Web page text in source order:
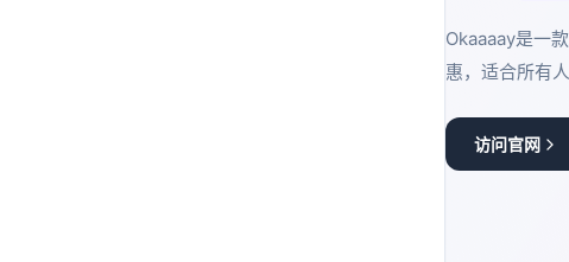
Okaaaay是一
惠，适合所有人
访问官网